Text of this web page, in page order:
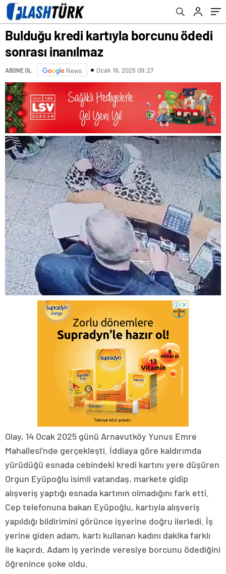
Bulduğu kredi kartıyla borcunu ödedi
sonrası inanılmaz
ABONE OL News Ocak 16, 2025 09:27
Olay, 14 Ocak 2025 günü Arnavutköy Yunus Emre
Mahallesi’nde gerçekleşti. İddiaya göre kaldırımda
yürüdüğü esnada cebindeki kredi kartını yere düşüren
Orgun Eyüpoğlu isimli vatandaş, markete gidip
alışveriş yaptığı esnada kartının olmadığını fark etti.
Cep telefonuna bakan Eyüpoğlu, kartıyla alışveriş
yapıldığı bildirimini görünce işyerine doğru ilerledi. İş
yerine giden adam, kartı kullanan kadını dakika farklı
ile kaçırdı. Adam iş yerinde veresiye borcunu ödediğini
öğrenince şoke oldu.